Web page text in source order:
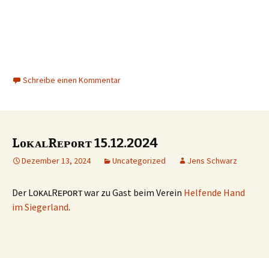
Schreibe einen Kommentar
LᴏᴋᴀʟRᴇᴘᴏʀᴛ 15.12.2024
Dezember 13, 2024 Uncategorized Jens Schwarz
Der LᴏᴋᴀʟRᴇᴘᴏʀᴛ war zu Gast beim Verein Helfende Hand
im Siegerland.